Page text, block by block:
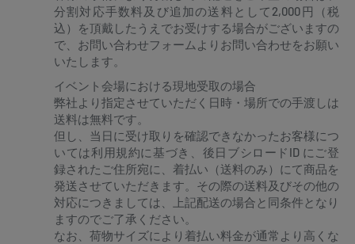
分割対応手数料及び追加の送料として2,000円（税
込）を頂戴したうえでお受けする場合がございますの
で、お問い合わせフォームよりお問い合わせをお願い
いたします。
イベント会場における現地受取の場合
弊社より指定させていただく日時・場所での手渡しは
送料は無料です。
但し、当日に受け取りを確認できなかったお客様につ
いては利用規約に基づき、後日ブシロードID にご登
録されたご住所宛に、着払い（送料のみ）にて商品を
発送させていただきます。その際の送料及びその他の
対応につきましては、上記配送の場合と同条件となり
ますのでご了承ください。
なお、荷物サイズにより着払い料金が通常より高くな